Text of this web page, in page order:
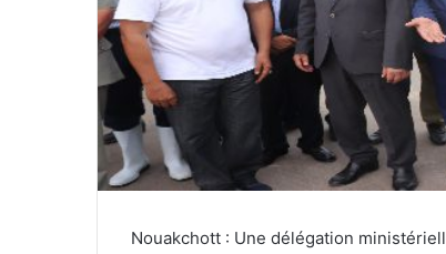
Nouakchott : Une délégation